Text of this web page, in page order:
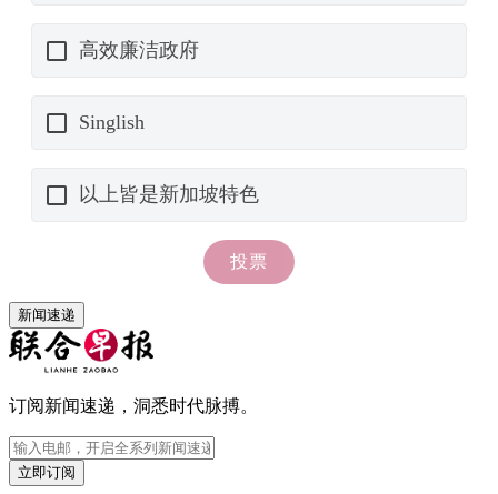
新闻速递
订阅新闻速递，洞悉时代脉搏。
立即订阅